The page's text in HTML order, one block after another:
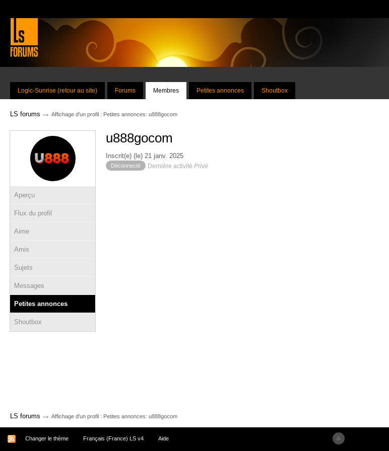
Logic-Sunrise (retour au site) Forums Membres Petites annonces Shoutbox
LS forums → Affichage d'un profil : Petites annonces: u888gocom
Aperçu
Flux du profil
Aime
Amis
Sujets
Messages
Petites annonces
Shoutbox
u888gocom
Inscrit(e) (le) 21 janv. 2025
Déconnecté Dernière activité Privé
LS forums → Affichage d'un profil : Petites annonces: u888gocom
Changer le thème Français (France) LS v4 Aide